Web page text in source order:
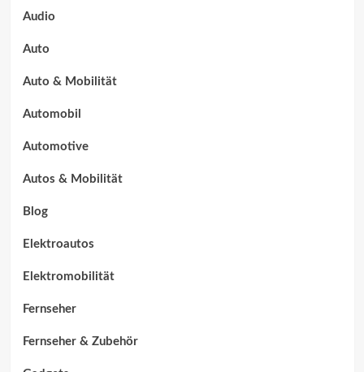
Audio
Auto
Auto & Mobilität
Automobil
Automotive
Autos & Mobilität
Blog
Elektroautos
Elektromobilität
Fernseher
Fernseher & Zubehör